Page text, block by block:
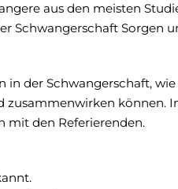
aus den meisten
Schwangerschaft Sorgen
in der Schwangerschaft, wie
zusammenwirken können.
mit den Referierenden.